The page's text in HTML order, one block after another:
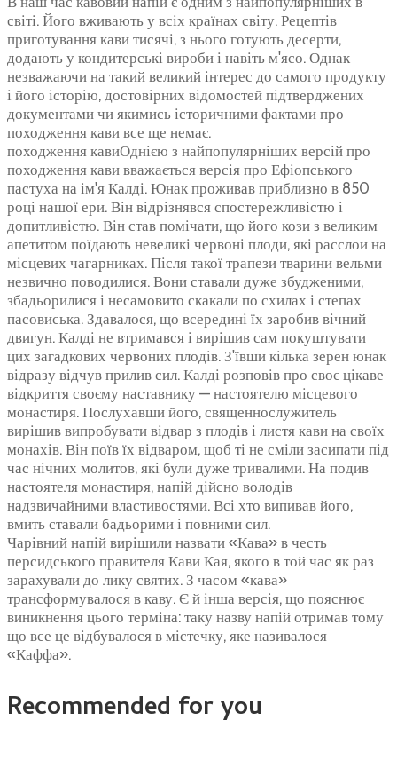
світі. Його вживають у всіх країнах світу. Рецептів
приготування кави тисячі, з нього готують десерти,
додають у кондитерські вироби і навіть м'ясо. Однак
незважаючи на такий великий інтерес до самого продукту
і його історію, достовірних відомостей підтверджених
документами чи якимись історичними фактами про
походження кави все ще немає.
походження кавиОднією з найпопулярніших версій про
походження кави вважається версія про Ефіопського
пастуха на ім'я Калді. Юнак проживав приблизно в 850
році нашої ери. Він відрізнявся спостережливістю і
допитливістю. Він став помічати, що його кози з великим
апетитом поїдають невеликі червоні плоди, які расслои на
місцевих чагарниках. Після такої трапези тварини вельми
незвично поводилися. Вони ставали дуже збудженими,
збадьорилися і несамовито скакали по схилах і степах
пасовиська. Здавалося, що всередині їх заробив вічний
двигун. Калді не втримався і вирішив сам покуштувати
цих загадкових червоних плодів. З'ївши кілька зерен юнак
відразу відчув прилив сил. Калді розповів про своє цікаве
відкриття своєму наставнику — настоятелю місцевого
монастиря. Послухавши його, священнослужитель
вирішив випробувати відвар з плодів і листя кави на своїх
монахів. Він поїв їх відваром, щоб ті не сміли засипати під
час нічних молитов, які були дуже тривалими. На подив
настоятеля монастиря, напій дійсно володів
надзвичайними властивостями. Всі хто випивав його,
вмить ставали бадьорими і повними сил.
Чарівний напій вирішили назвати «Кава» в честь
персидського правителя Кави Кая, якого в той час як раз
зарахували до лику святих. З часом «кава»
трансформувалося в каву. Є й інша версія, що пояснює
виникнення цього терміна: таку назву напій отримав тому
що все це відбувалося в містечку, яке називалося
«Каффа».
Recommended for you